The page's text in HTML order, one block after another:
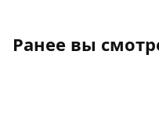
Ранее вы